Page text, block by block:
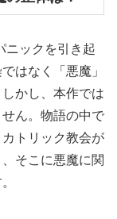
ニックを引き起
はなく「悪魔」
かし、本作では
ん。物語の中で
トリック教会が
そこに悪魔に関